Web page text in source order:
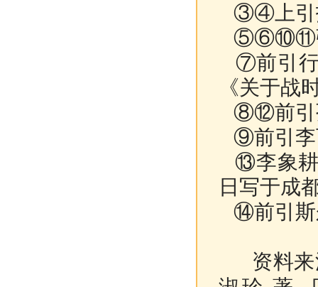
③④上引
⑤⑥⑩⑪张
⑦前引行
《关于战
⑧⑫前引
⑨前引李
⑬李象耕
日写于成
⑭前引斯
资料来